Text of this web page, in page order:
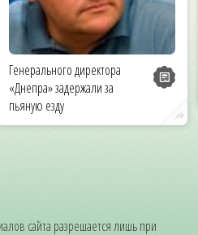
Генерального директора
«Днепра» задержали за
пьяную езду
сайта разрешается лишь при